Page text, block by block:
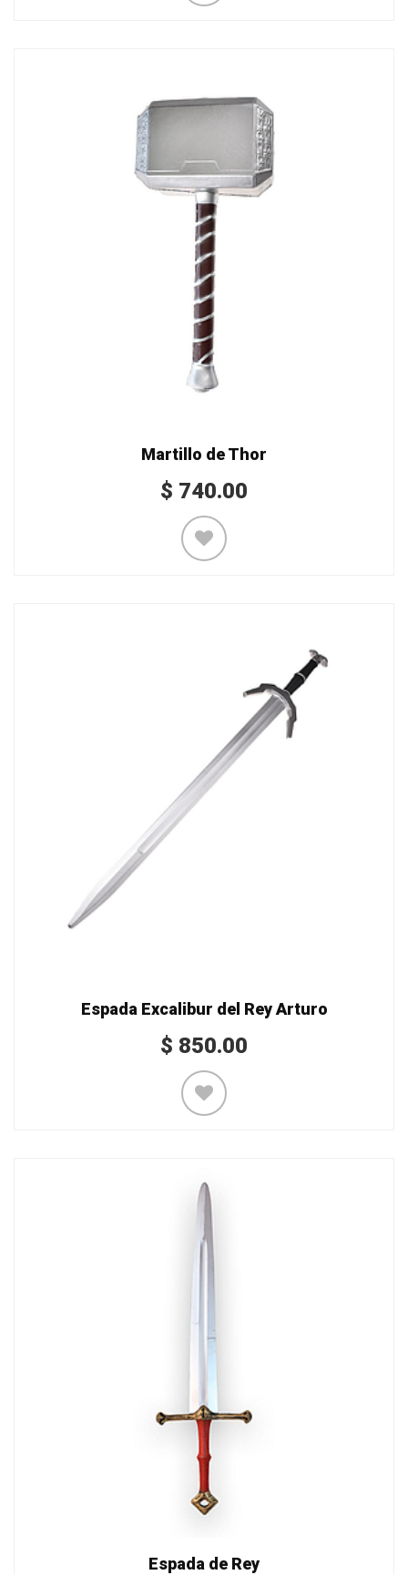
Martillo de Thor
$ 740.00
Espada Excalibur del Rey Arturo
$ 850.00
Espada de Rey